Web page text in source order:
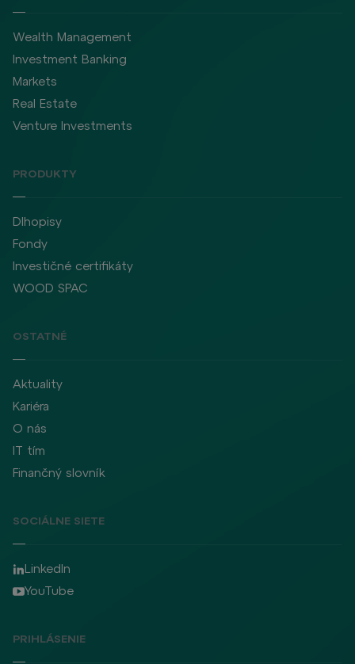
Wealth Management
Investment Banking
Markets
Real Estate
Venture Investments
PRODUKTY
Dlhopisy
Fondy
Investičné certifikáty
WOOD SPAC
OSTATNÉ
Aktuality
Kariéra
O nás
IT tím
Finančný slovník
SOCIÁLNE SIETE
LinkedIn
YouTube
PRIHLÁSENIE